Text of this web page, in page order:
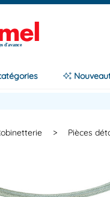
d'avance
> Pièces